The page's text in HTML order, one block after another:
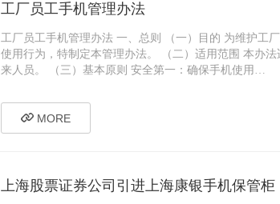
工厂员工手机管理办法
工厂员工手机管理办法 一、总则 （一）目的 为维护工
使用行为，特制定本管理办法。 （二）适用范围 本办
来人员。 （三）基本原则 安全第一：确保手机使用…
MORE
上海股票证券公司引进上海康银手机保管柜